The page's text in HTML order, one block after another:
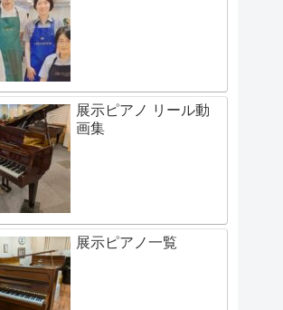
展示ピアノ リール動
画集
展示ピアノ一覧